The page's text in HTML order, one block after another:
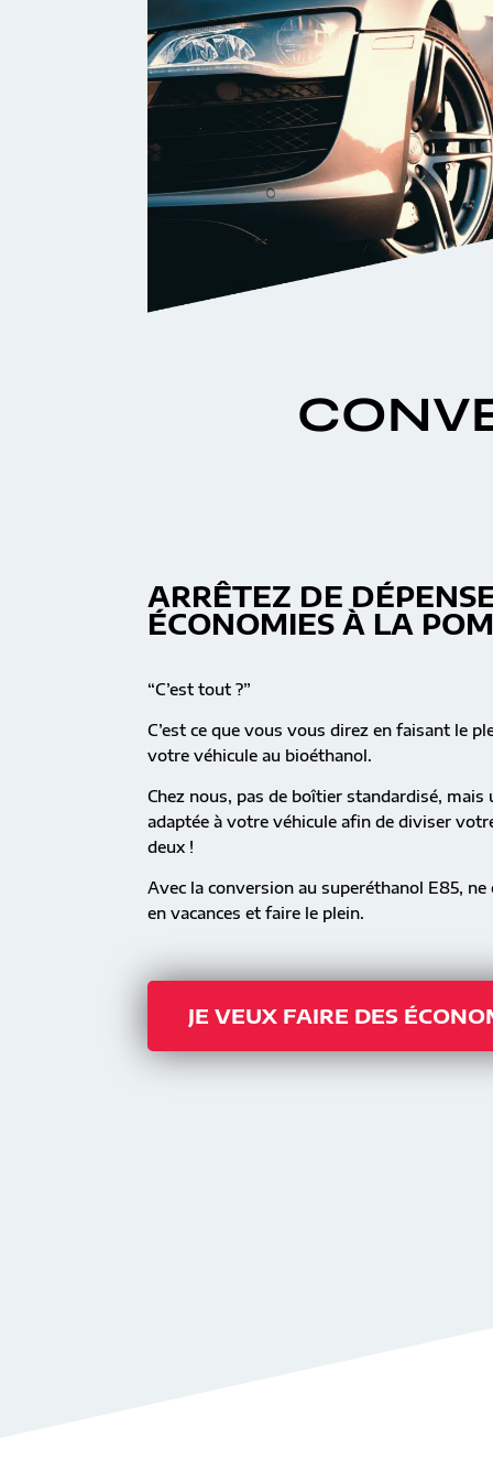
ARRÊTEZ DE
ÉCONOMIES À LA
“C’est tout ?”
C’est ce que vous vous direz en faisant le
votre véhicule au bioéthanol.
Chez nous, pas de boîtier standardisé,
adaptée à votre véhicule afin de diviser
deux !
Avec la conversion au superéthanol E85,
en vacances et faire le plein.
JE VEUX FAIRE DES